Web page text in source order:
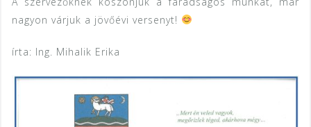
nagyon várjuk a jövőévi versenyt!
írta: Ing. Mihalik Erika